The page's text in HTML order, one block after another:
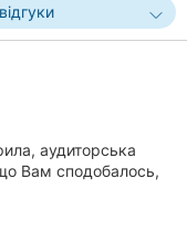
аудиторська
Вам сподобалось,